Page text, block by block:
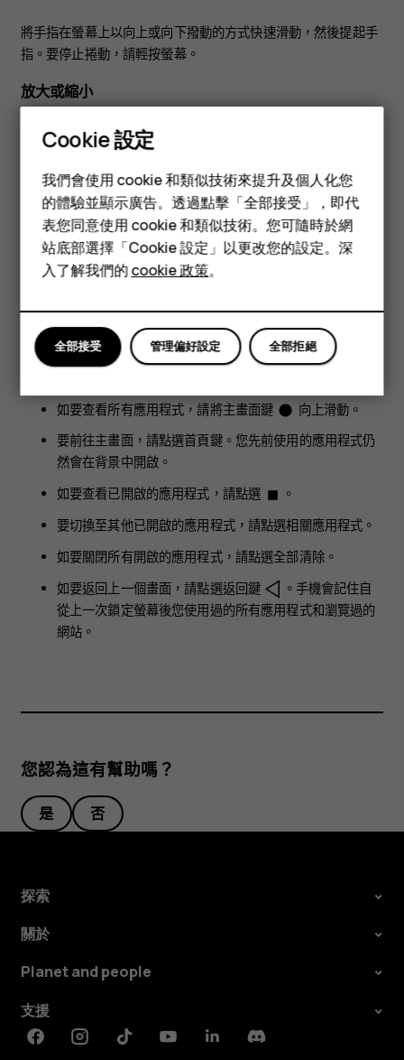
智慧型手機
功能型手機
配件
平板電腦
將手指在螢幕上以向上或向下撥動的方式快速滑動，然後提起手
指。要停止捲動，請輕按螢幕。
放大或縮小
將兩根手指放在一個項目上 (例如地圖、相片或網頁)，然後滑動
分開或併攏手指。
如要查看所有應用程式，請將主畫面鍵 fiber_manual_record 向上滑動。
要前往主畫面，請點選首頁鍵。您先前使用的應用程式仍
然會在背景中開啟。
如要查看已開啟的應用程式，請點選 stop 。
要切換至其他已開啟的應用程式，請點選相關應用程式。
如要關閉所有開啟的應用程式，請點選全部清除。
如要返回上一個畫面，請點選返回鍵
。手機會記住自
從上一次鎖定螢幕後您使用過的所有應用程式和瀏覽過的
網站。
您認為這有幫助嗎？
是 否
探索
關於
Planet and people
支援
FacebookInstagramTiktokYoutubeLinkedinDiscord
Cookie 設定
我們會使用 cookie 和類似技術來提升及個人化您
的體驗並顯示廣告。透過點擊「全部接受」，即代
表您同意使用 cookie 和類似技術。您可隨時於網
站底部選擇「Cookie 設定」以更改您的設定。深
入了解我們的cookie 政策。
全部拒絕
管理偏好設定
全部接受